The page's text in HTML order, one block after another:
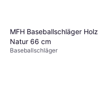
MFH Baseballschläger Holz
Natur 66 cm
Baseballschläger